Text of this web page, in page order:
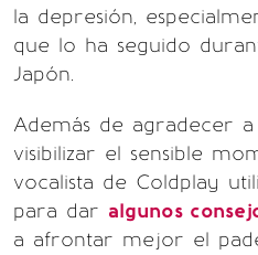
la depresión,
que lo ha seguido
Japón.
Además de agradecer a
visibilizar el sensible
vocalista de Coldplay
para dar algunos
a afrontar mejor el